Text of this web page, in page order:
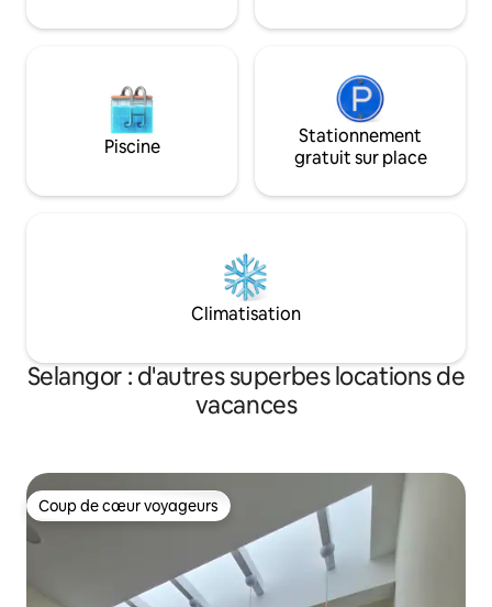
de Batang Kali, Hulu Yam Bharu et Kuala
nombreux restaurants. Il est préférable
de se déplacer en voiture. Attractions à
proximité : World of Phalaenopsis (Moth
Orchids), Ulu Yam - 12 km (16 min en
Highlands - 25 km (30 min en voiture)
21 km (30 min en voiture) Cascades de
Chiling - 33 km (40 min en voiture)
Piscine
Stationnement
gratuit sur place
Climatisation
Selangor : d'autres superbes locations de
vacances
Coup de cœur voyageurs
Coup de cœur voyageurs